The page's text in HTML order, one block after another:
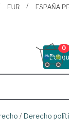
EUR ESPAÑA
0
/ Derecho